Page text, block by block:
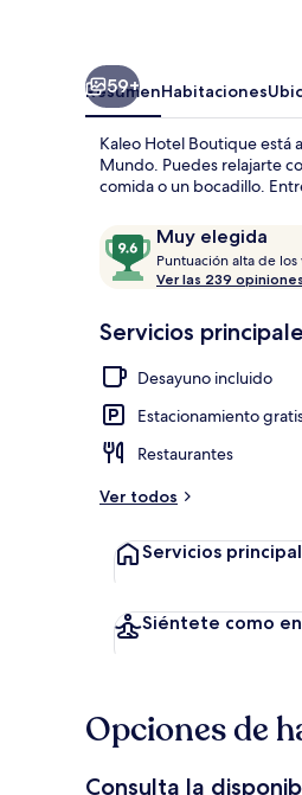
59+
ResumenHabitaciones
Kaleo Hotel Boutique está
Mundo. Puedes relajarte
comida o un bocadillo.
OpinionesMuy elegida
9.6
de
10,
elegida
Puntuación alta de los
Ver las 239 opiniones
Servicios
Desayuno incluido
Estacionamiento
Restaurantes
Ver todos
Servicios
Siéntete como en
Opciones de
Consulta la